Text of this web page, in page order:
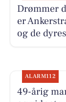
Drømmer
er
og de
ALARM112
49-årig